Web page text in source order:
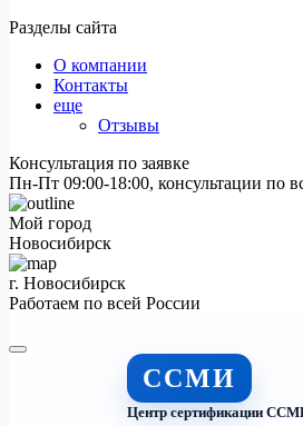
Разделы сайта
О компании
Контакты
еще
Отзывы
Консультация по заявке
Пн-Пт 09:00-18:00, консультации по
Мой город
Новосибирск
г. Новосибирск
Работаем по всей России
ССМИ
Центр сертификации